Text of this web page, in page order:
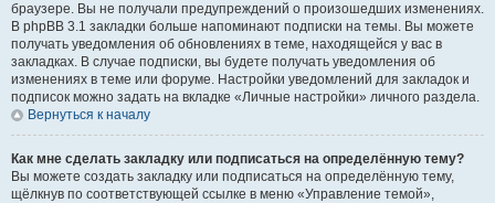
браузере. Вы не получали предупреждений о произошедших изменениях.
В phpBB 3.1 закладки больше напоминают подписки на темы. Вы можете
получать уведомления об обновлениях в теме, находящейся у вас в
закладках. В случае подписки, вы будете получать уведомления об
изменениях в теме или форуме. Настройки уведомлений для закладок и
подписок можно задать на вкладке «Личные настройки» личного раздела.
Вернуться к началу
Как мне сделать закладку или подписаться на определённую тему?
Вы можете создать закладку или подписаться на определённую тему,
щёлкнув по соответствующей ссылке в меню «Управление темой»,